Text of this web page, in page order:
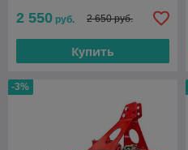
2 550 руб. 2 650 руб.
Купить
-3%